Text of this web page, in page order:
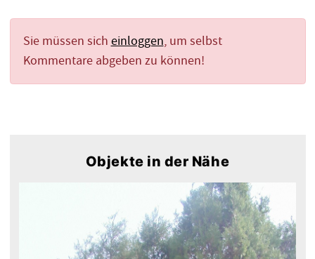
Sie müssen sich einloggen, um selbst
Kommentare abgeben zu können!
Objekte in der Nähe